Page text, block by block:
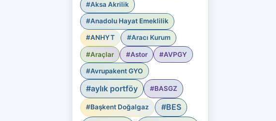
#Aksa Akrilik
#Anadolu Hayat Emeklilik
#ANHYT #Aracı Kurum
#Araçlar #Astor #AVPGY
#Avrupakent GYO
#aylık portföy #BASGZ
#Başkent Doğalgaz #BES